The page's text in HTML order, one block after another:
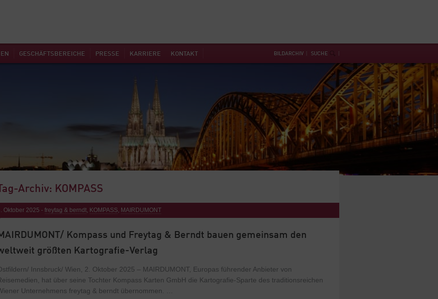
GESCHÄFTSBEREICHE PRESSE KARRIERE KONTAKT BILDARCHIV SUCHE
Archiv: KOMPASS
Oktober 2025 - freytag & berndt, KOMPASS, MAIRDUMONT
Kompass und Freytag & Berndt bauen gemeinsam den
größten Kartografie-Verlag
Innsbruck/ Wien, 2. Oktober 2025 – MAIRDUMONT, Europas führender Anbieter von
hat über seine Tochter Kompass Karten GmbH die Kartografie-Sparte des traditionsreichen
Unternehmens freytag & berndt übernommen. …